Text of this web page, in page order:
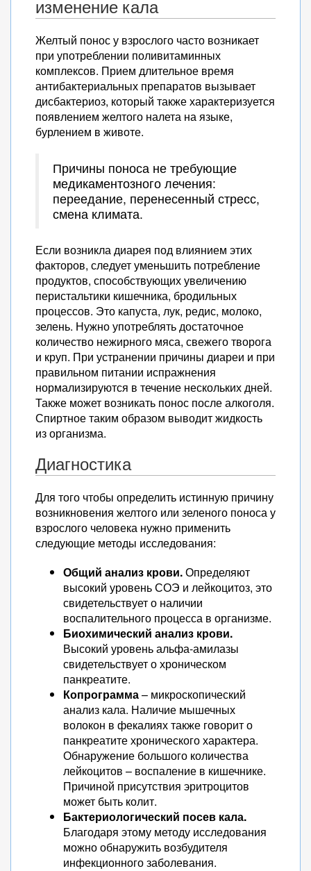
изменение кала
Желтый понос у взрослого часто возникает
при употреблении поливитаминных
комплексов. Прием длительное время
антибактериальных препаратов вызывает
дисбактериоз, который также характеризуется
появлением желтого налета на языке,
бурлением в животе.
Причины поноса не требующие
медикаментозного лечения:
переедание, перенесенный стресс,
смена климата.
Если возникла диарея под влиянием этих
факторов, следует уменьшить потребление
продуктов, способствующих увеличению
перистальтики кишечника, бродильных
процессов. Это капуста, лук, редис, молоко,
зелень. Нужно употреблять достаточное
количество нежирного мяса, свежего творога
и круп. При устранении причины диареи и при
правильном питании испражнения
нормализируются в течение нескольких дней.
Также может возникать понос после алкоголя.
Спиртное таким образом выводит жидкость
из организма.
Диагностика
Для того чтобы определить истинную причину
возникновения желтого или зеленого поноса у
взрослого человека нужно применить
следующие методы исследования:
Общий анализ крови.Определяют
высокий уровень СОЭ и лейкоцитоз, это
свидетельствует о наличии
воспалительного процесса в организме.
Биохимический анализ крови.
Высокий уровень альфа-амилазы
свидетельствует о хроническом
панкреатите.
Копрограмма– микроскопический
анализ кала. Наличие мышечных
волокон в фекалиях также говорит о
панкреатите хронического характера.
Обнаружение большого количества
лейкоцитов – воспаление в кишечнике.
Причиной присутствия эритроцитов
может быть колит.
Бактериологический посев кала.
Благодаря этому методу исследования
можно обнаружить возбудителя
инфекционного заболевания.